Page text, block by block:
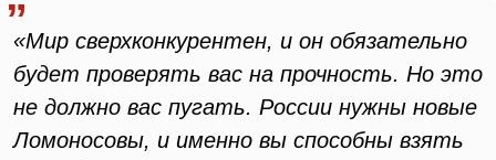
«Мир сверхконкурентен, и он обязательно
будет проверять вас на прочность. Но это
не должно вас пугать. России нужны новые
Ломоносовы, и именно вы способны взять